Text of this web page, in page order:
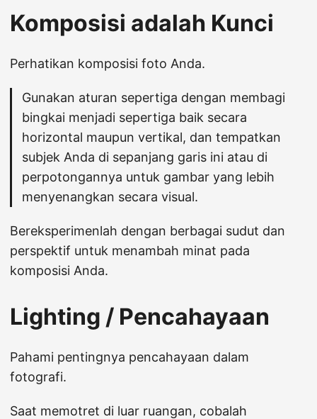
Komposisi adalah Kunci
Perhatikan komposisi foto Anda.
Gunakan aturan sepertiga dengan membagi
bingkai menjadi sepertiga baik secara
horizontal maupun vertikal, dan tempatkan
subjek Anda di sepanjang garis ini atau di
perpotongannya untuk gambar yang lebih
menyenangkan secara visual.
Bereksperimenlah dengan berbagai sudut dan
perspektif untuk menambah minat pada
komposisi Anda.
Lighting / Pencahayaan
Pahami pentingnya pencahayaan dalam
fotografi.
Saat memotret di luar ruangan, cobalah